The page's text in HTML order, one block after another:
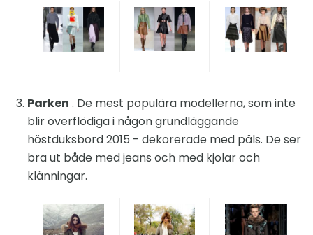
Parken . De mest populära modellerna, som inte
blir överflödiga i någon grundläggande
höstduksbord 2015 - dekorerade med päls. De ser
bra ut både med jeans och med kjolar och
klänningar.